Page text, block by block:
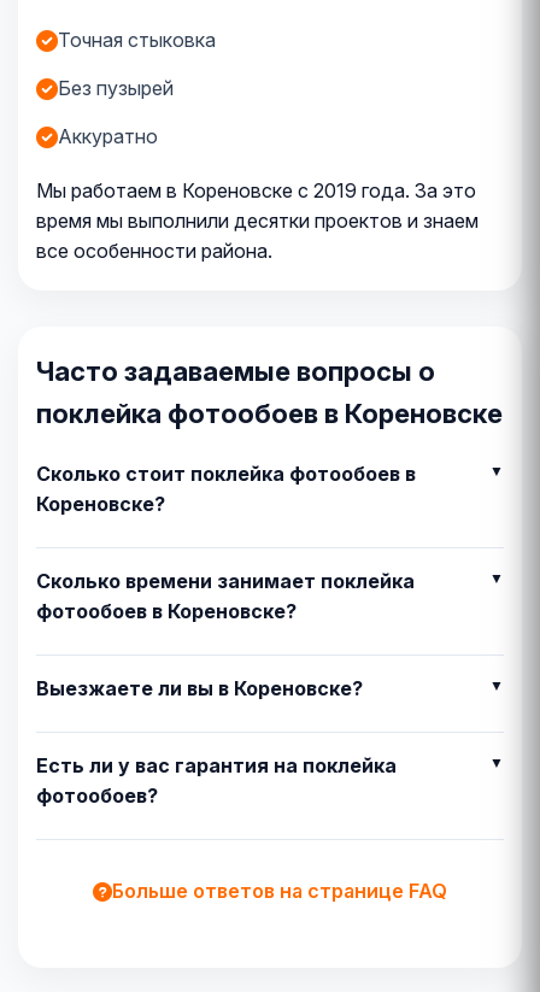
Точная стыковка
Без пузырей
Аккуратно
Мы работаем в Кореновске с 2019 года. За это
время мы выполнили десятки проектов и знаем
все особенности района.
Часто задаваемые вопросы о
поклейка фотообоев в Кореновске
Сколько стоит поклейка фотообоев в
Кореновске?
Сколько времени занимает поклейка
фотообоев в Кореновске?
Выезжаете ли вы в Кореновске?
Есть ли у вас гарантия на поклейка
фотообоев?
Больше ответов на странице FAQ